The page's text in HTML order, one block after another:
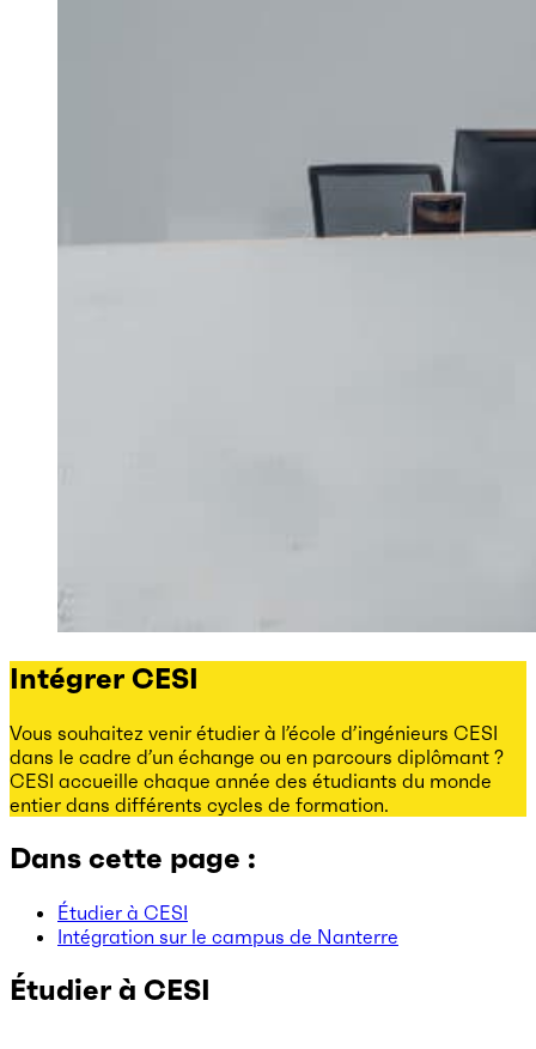
Intégrer CESI
Vous souhaitez venir étudier à l’école d’ingénieurs CESI
dans le cadre d’un échange ou en parcours diplômant ?
CESI accueille chaque année des étudiants du monde
entier dans différents cycles de formation.
Dans cette page :
Étudier à CESI
Intégration sur le campus de Nanterre
Étudier à CESI